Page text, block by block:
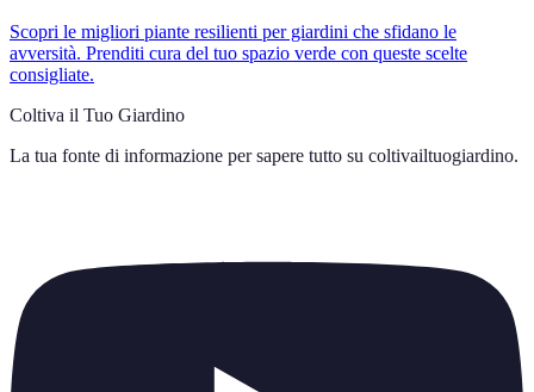
Scopri le migliori piante resilienti per giardini che sfidano le
avversità. Prenditi cura del tuo spazio verde con queste scelte
consigliate.
Coltiva il Tuo Giardino
La tua fonte di informazione per sapere tutto su coltivailtuogiardino.